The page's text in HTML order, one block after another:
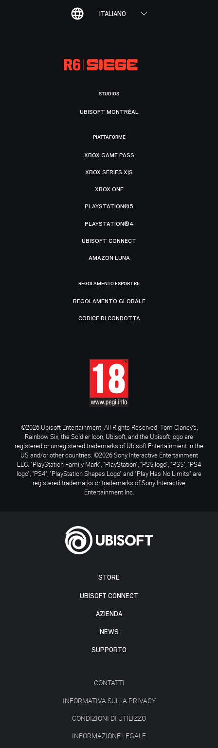
ITALIANO
STORE
UBISOFT CONNECT
AZIENDA
NEWS
SUPPORTO
CONTATTI
INFORMATIVA SULLA PRIVACY
CONDIZIONI DI UTILIZZO
INFORMAZIONE LEGALE
STUDIOS
UBISOFT MONTRÉAL
PIATTAFORME
XBOX GAME PASS
XBOX SERIES X|S
XBOX ONE
PLAYSTATION®5
PLAYSTATION®4
UBISOFT CONNECT
AMAZON LUNA
REGOLAMENTO ESPORT R6
REGOLAMENTO GLOBALE
CODICE DI CONDOTTA
©2026 Ubisoft Entertainment. All Rights Reserved. Tom Clancy’s,
Rainbow Six, the Soldier Icon, Ubisoft, and the Ubisoft logo are
registered or unregistered trademarks of Ubisoft Entertainment in the
US and/or other countries. ©2026 Sony Interactive Entertainment
LLC. "PlayStation Family Mark", "PlayStation", "PS5 logo", "PS5", "PS4
logo", "PS4", "PlayStation Shapes Logo" and "Play Has No Limits" are
registered trademarks or trademarks of Sony Interactive
Entertainment Inc.